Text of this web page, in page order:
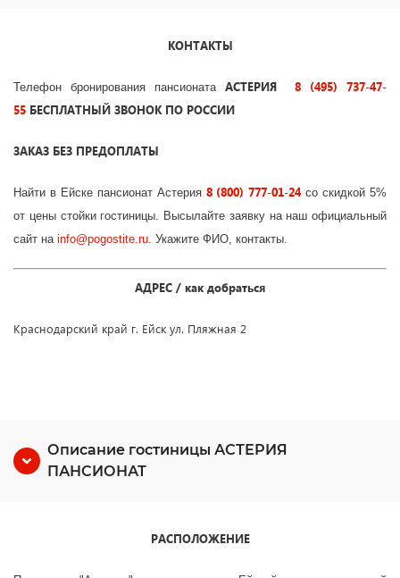
КОНТАКТЫ
Телефон бронирования пансионата АСТЕРИЯ
8 (495) 737-47-
55 БЕСПЛАТНЫЙ ЗВОНОК ПО РОССИИ
ЗАКАЗ БЕЗ ПРЕДОПЛАТЫ
Найти в Ейске пансионат Астерия 8 (800) 777-01-24 со скидкой 5%
от цены стойки гостиницы. Высылайте заявку на наш официальный
сайт на info@pogostite.ru. Укажите ФИО, контакты.
АДРЕС / как добраться
Краснодарский край г. Ейск ул. Пляжная 2
Описание гостиницы АСТЕРИЯ
ПАНСИОНАТ
РАСПОЛОЖЕНИЕ